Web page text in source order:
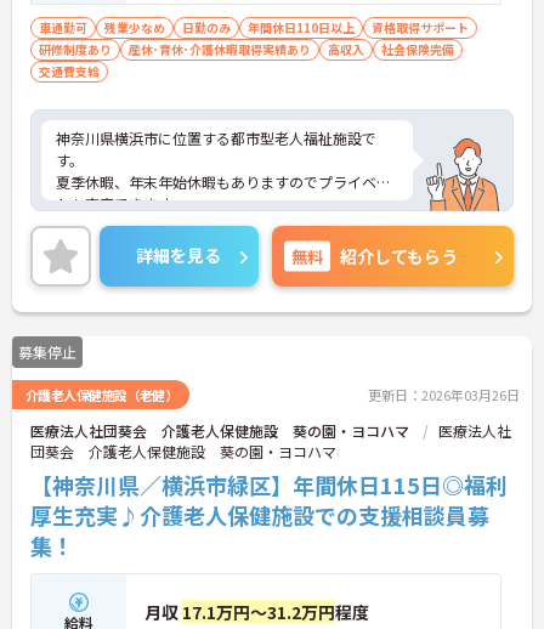
車通勤可 残業少なめ 日勤のみ 年間休日110日以上
資格取得サポート
研修制度あり
産休･育休･介護休暇取得実績あり 高収入
社会保険完備
交通費支給
神奈川県横浜市に位置する都市型老人福祉施設で
す。
夏季休暇、年末年始休暇もありますのでプライベー
トも充実できます。
ご興味ある方には、面接対策ポイントなど、さらに
詳細をお話しいたしますのでお気軽にご相談くださ
い。
詳細を見る 無料 紹介してもらう
募集停止
介護老人保健施設（老健） 更新日：2026年03月26日
医療法人社団葵会 介護老人保健施設 葵の園・ヨコハマ
医療法人社
団葵会 介護老人保健施設 葵の園・ヨコハマ
【神奈川県／横浜市緑区】年間休日115日◎福利
厚生充実♪介護老人保健施設での支援相談員募
集！
給料 月収 17.1万円～31.2万円程度